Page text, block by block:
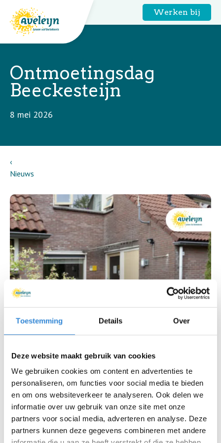
Toestemming Details Over
Deze website maakt gebruik van cookies
We gebruiken cookies om content en advertenties te
personaliseren, om functies voor social media te bieden
en om ons websiteverkeer te analyseren. Ook delen we
informatie over uw gebruik van onze site met onze
partners voor social media, adverteren en analyse. Deze
partners kunnen deze gegevens combineren met andere
Werken bij
Ontmoetingsdag
Beeckesteijn
8 mei 2026
Nieuws